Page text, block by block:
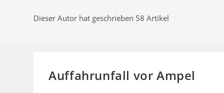
Dieser Autor hat geschrieben 58 Artikel
Auffahrunfall vor Ampel